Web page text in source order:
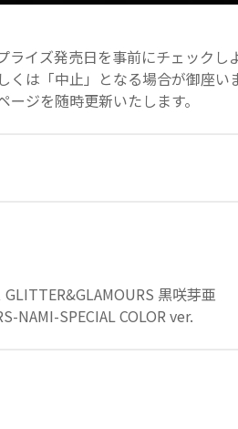
ライズ発売日を事前にチェックし
は「中止」となる場合が御座い
ジを随時更新いたします。
黒咲芽亜
NAMI-SPECIAL COLOR ver.